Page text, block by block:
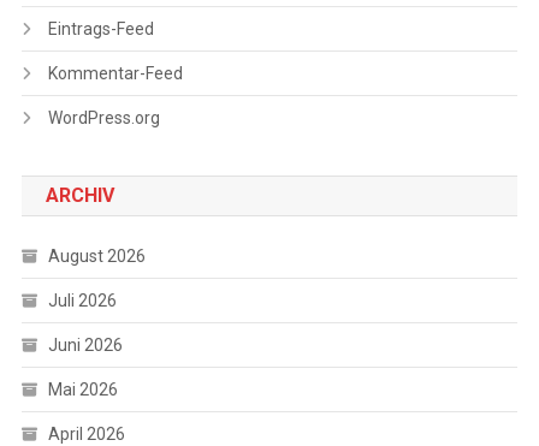
Eintrags-Feed
Kommentar-Feed
WordPress.org
ARCHIV
August 2026
Juli 2026
Juni 2026
Mai 2026
April 2026